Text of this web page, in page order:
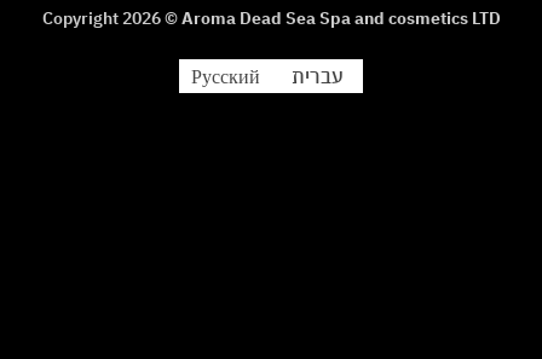
Copyright 2026 ©Aroma Dead Sea Spa and cosmetics LTD
עברית Русский